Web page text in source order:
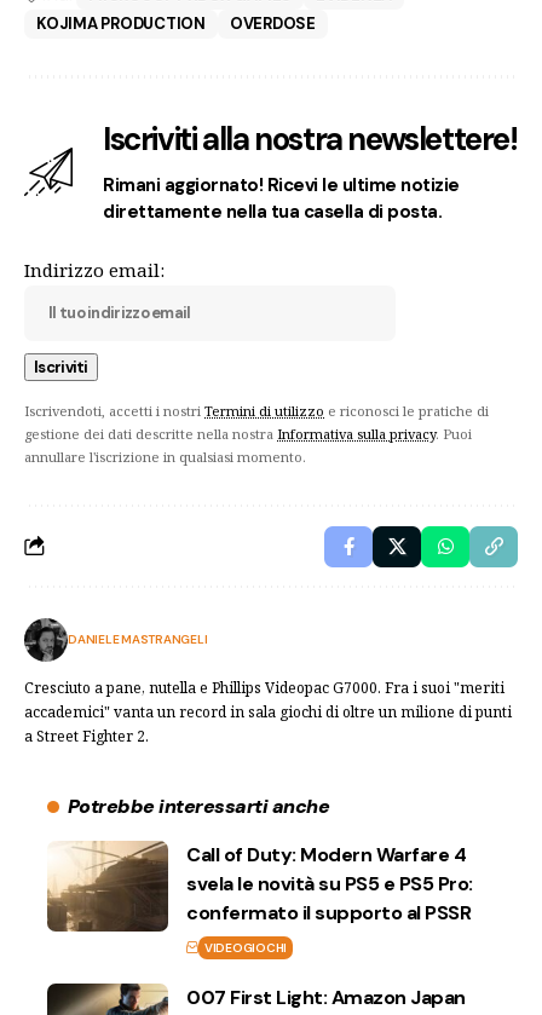
KOJIMA PRODUCTION
OVERDOSE
Iscriviti alla nostra newslettere!
Rimani aggiornato! Ricevi le ultime notizie
direttamente nella tua casella di posta.
Indirizzo email:
Iscrivendoti, accetti i nostri Termini di utilizzo e riconosci le pratiche di
gestione dei dati descritte nella nostra Informativa sulla privacy. Puoi
annullare l'iscrizione in qualsiasi momento.
DANIELE MASTRANGELI
Cresciuto a pane, nutella e Phillips Videopac G7000. Fra i suoi "meriti
accademici" vanta un record in sala giochi di oltre un milione di punti
a Street Fighter 2.
Potrebbe interessarti anche
Call of Duty: Modern Warfare 4
svela le novità su PS5 e PS5 Pro:
confermato il supporto al PSSR
VIDEOGIOCHI
007 First Light: Amazon Japan